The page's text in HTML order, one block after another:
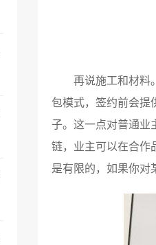
再说施工和材料
包模式，签约前会提
子。这一点对普通业
链，业主可以在合作
是有限的，如果你对